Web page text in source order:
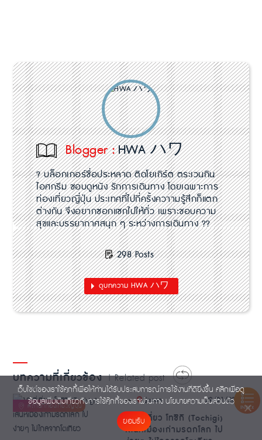
INDEX
Blogger :HWA ハワ
? บล็อกเกอร์ชื่อประหลาด ติดโยเกิร์ต ตระเวนกิน
ไอศกรีม ชอบดูหนัง รักการเดินทาง โดยเฉพาะการ
ท่องเที่ยวญี่ปุ่น ประเทศที่ไปกี่ครั้งควาามรู้สึกก็แตก
ต่างกัน จึงอยากซอกแซกไปให้ทั่ว เพราะชอบความ
สุขและบรรยากาศสนุก ๆ ระหว่างการเดินทาง ??
298 Posts
ดูบทความ HWA ハワ
บทความที่เกี่ยวข้อง | Related post
. Japan 29/01/2019
12 ที่เที่ยว โทชิกิ (Tochigi)
เสน่ห์เมืองเก่ามรดกโลก ไป
เว็บไซต์ของเราใช้คุกกี้เพื่อให้ท่านได้รับประสบการณ์การใช้งานที่ดียิ่งขึ้น คลิกเพื่อดู
ข้อมูลเพิ่มเติมเกี่ยวกับการใช้คุ๊กกี้ของเราผ่านทาง นโยบายความเป็นส่วนตัว
ยอมรับ